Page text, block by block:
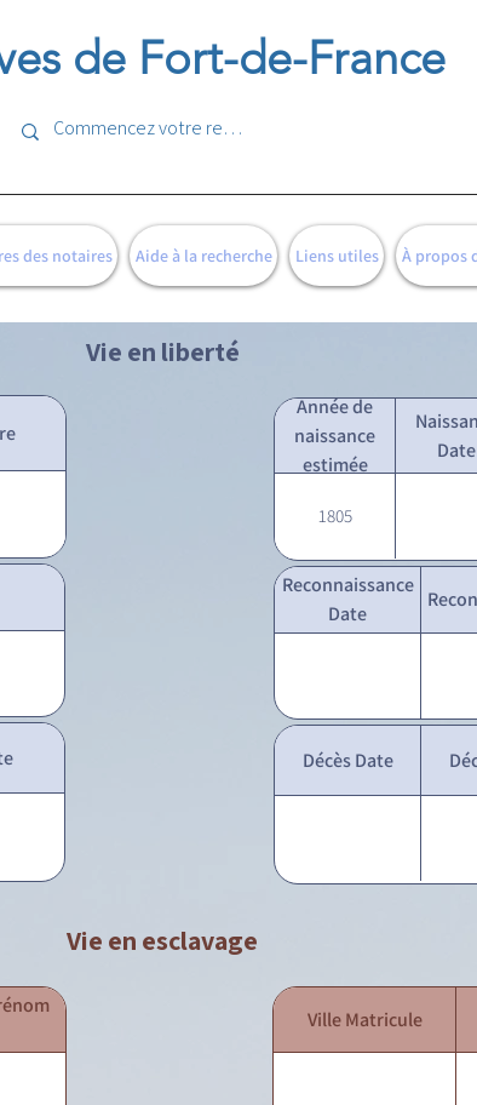
de Fort-de-France
des notaires Aide à la recherche Liens utiles À propos
Vie en liberté
Année de
naissance
estimée
Date
1805
Reconnaissance
Date
Décès Date
Vie en esclavage
Ville Matricule